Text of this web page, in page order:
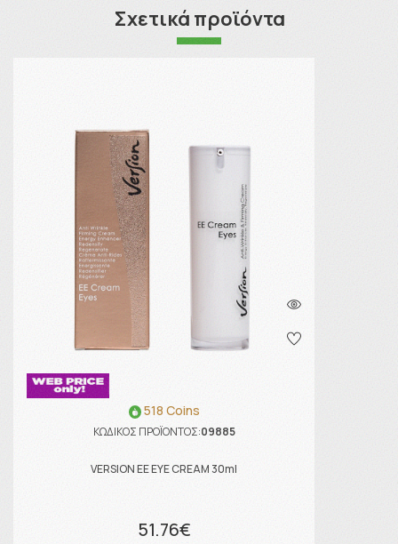
Σχετικά προϊόντα
518 Coins
ΚΩΔΙΚΟΣ ΠΡΟΪΟΝΤΟΣ:09885
VERSION EE EYE CREAM 30ml
51.76€